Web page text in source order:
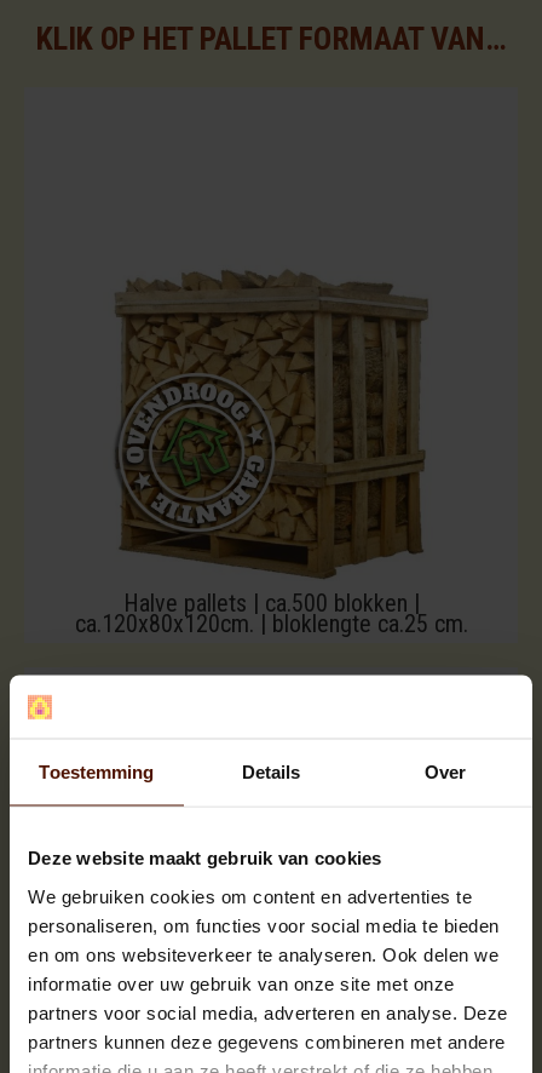
Toestemming Details Over
Deze website maakt gebruik van cookies
We gebruiken cookies om content en advertenties te
personaliseren, om functies voor social media te bieden
en om ons websiteverkeer te analyseren. Ook delen we
informatie over uw gebruik van onze site met onze
partners voor social media, adverteren en analyse. Deze
partners kunnen deze gegevens combineren met andere
KLIK OP HET PALLET FORMAAT VAN UW KEUZE VOOR DE BESCHIKBARE ASSORTIMENTEN
Halve pallets | ca.500 blokken |
ca.120x80x120cm. | bloklengte ca.25 cm.